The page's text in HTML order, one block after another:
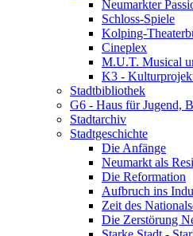
Neumarkter
Schloss-Spiele
Kolping-
Cineplex
M.U.T. Musical
K3 -
Stadtbibliothek
G6 - Haus für Jugend,
Stadtarchiv
Stadtgeschichte
Die Anfänge
Neumarkt als
Die Reformation
Aufbruch ins
Zeit des
Die Zerstörung